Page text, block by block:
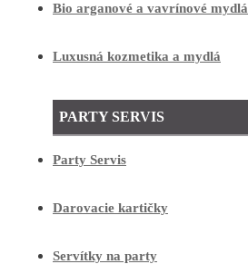
Bio arganové a vavrínové mydlá
Luxusná kozmetika a mydlá
PARTY SERVIS
Party Servis
Darovacie kartičky
Servítky na party